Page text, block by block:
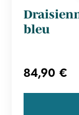
bleu
84,90 €